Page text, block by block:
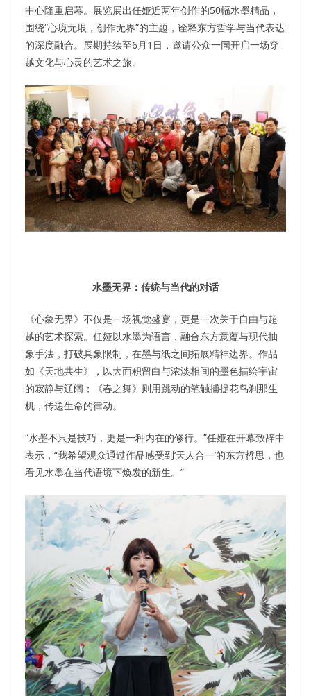
中心隆重启幕。展览展出任娅近两年创作的50幅水墨精品，
围绕“心境无垠，创作无界”的主题，诠释东方哲学与当代表达
的深度融合。展期持续至6月1日，邀请公众一同开启一场穿
越文化与心灵的艺术之旅。
水墨无界：传统与当代的对话
《心象无界》不仅是一场视觉盛宴，更是一次关于自由与超
越的艺术探索。任娅以水墨为语言，融合东方意蕴与现代抽
象手法，打破具象限制，在墨与纸之间拓展精神边界。作品
如《天地共生》，以大面积留白与浓淡相间的墨色描绘宇宙
的寂静与辽阔；《春之舞》则用跳动的笔触捕捉花鸟刹那生
机，传递生命的律动。
“水墨不只是技巧，更是一种内在的修行。”任娅在开幕致辞中
表示，“我希望观众通过作品感受到‘天人合一’的东方哲思，也
看见水墨在当代语境下焕发的新生。”